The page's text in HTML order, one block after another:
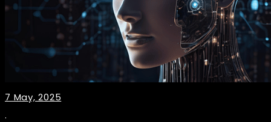
7 May, 2025
.